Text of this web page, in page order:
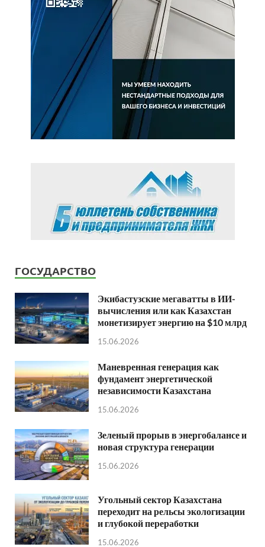
ГОСУДАРСТВО
Экибастузские мегаватты в ИИ-
вычисления или как Казахстан
монетизирует энергию на $10 млрд
15.06.2026
Маневренная генерация как
фундамент энергетической
независимости Казахстана
15.06.2026
Зеленый прорыв в энергобалансе и
новая структура генерации
15.06.2026
Угольный сектор Казахстана
переходит на рельсы экологизации
и глубокой переработки
15.06.2026